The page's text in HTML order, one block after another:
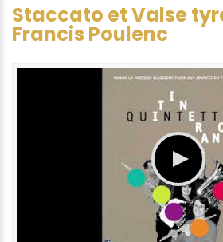
Staccato et Valse
Francis Poulenc